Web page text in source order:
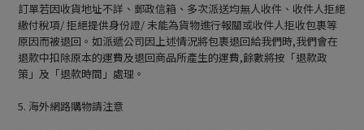
訂單若因收貨地址不詳、郵政信箱、多次派送均無人收件、收件人拒絕
繳付稅項/ 拒絕提供身份證/ 未能為貨物進行報關或收件人拒收包裹等
原因而被退回。如派遞公司因上述情況將包裹退回給我們時,我們會在
退款中扣除原本的運費及退回商品所產生的運費,餘數將按「退款政
策」及「退款時間」處理。
5. 海外網路購物請注意